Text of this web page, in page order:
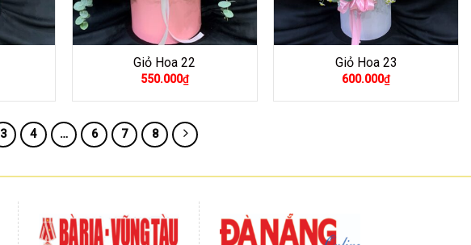
Giỏ Hoa 22
550.000₫
Giỏ Hoa 23
600.000₫
3 4 … 6 7 8